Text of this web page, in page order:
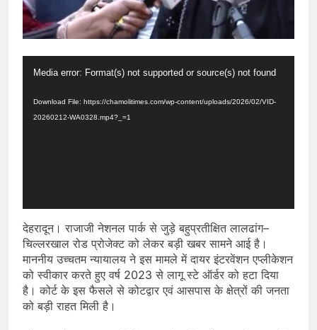
Player
Media error: Format(s) not supported or source(s) not found
Download File: https://chamolitimes.com/wp-content/uploads/2026/02/VID-
20260212-WA0328.mp4?_=1
देहरादून। राजाजी नेशनल पार्क से जुड़े बहुप्रतीक्षित लालढांग–
चिल्लरखाल रोड प्रोजेक्ट को लेकर बड़ी खबर सामने आई है।
माननीय उच्चतम न्यायालय ने इस मामले में दायर इंटरवेंशन एप्लीकेशन
को स्वीकार करते हुए वर्ष 2023 से लागू स्टे ऑर्डर को हटा दिया
है। कोर्ट के इस फैसले से कोटद्वार एवं आसपास के क्षेत्रों की जनता
को बड़ी राहत मिली है।